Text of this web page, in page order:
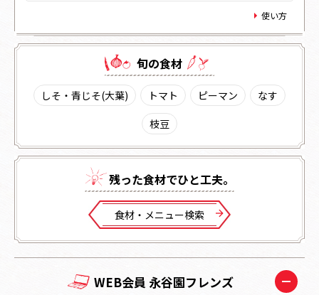
使い方
旬の⾷材
しそ・青じそ(大葉) トマト ピーマン
なす
枝豆
残った⾷材でひと⼯夫。
⾷材・メニュー検索
WEB会員 永谷園フレンズ